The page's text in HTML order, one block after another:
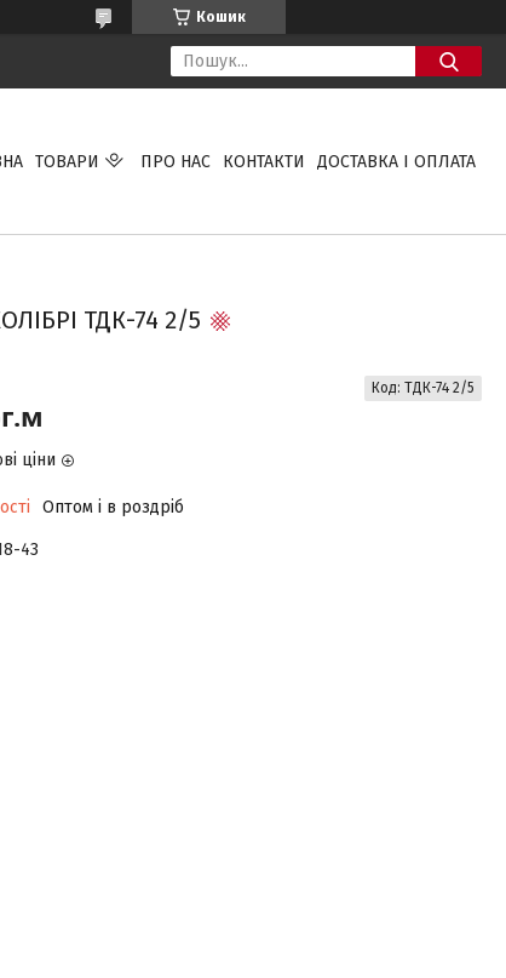
Кошик
ТОВАРИ ПРО НАС КОНТАКТИ ДОСТАВКА І ОПЛАТА
ТДК-74 2/5
ціни
Оптом і в роздріб
Код: ТДК-74 2/5
43